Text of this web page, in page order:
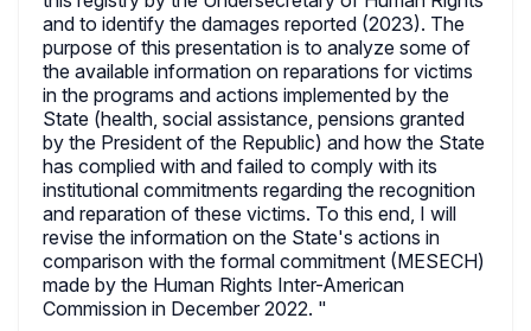
and to identify the damages reported (2023). The
purpose of this presentation is to analyze some of
the available information on reparations for victims
in the programs and actions implemented by the
State (health, social assistance, pensions granted
by the President of the Republic) and how the State
has complied with and failed to comply with its
institutional commitments regarding the recognition
and reparation of these victims. To this end, I will
revise the information on the State's actions in
comparison with the formal commitment (MESECH)
made by the Human Rights Inter-American
Commission in December 2022. "